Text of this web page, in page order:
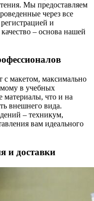
Мы предоставляем
через все
и
– основа нашей
макетом, максимально
в учебных
материалы, что и на
внешнего вида.
– техникум,
вам идеального
и доставки